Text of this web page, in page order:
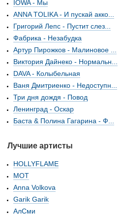
IOWA - Мы
ANNA TOLIKA - И пускай акко...
Григорий Лепс - Пустит слез...
Фабрика - Незабудка
Артур Пирожков - Малиновое ...
Виктория Дайнеко - Нормальн...
DAVA - Колыбельная
Ваня Дмитриенко - Недоступн...
Три дня дождя - Повод
Ленинград - Оскар
Баста & Полина Гагарина - Ф...
Лучшие артисты
HOLLYFLAME
МОТ
Anna Volkova
Garik Garik
АлСми